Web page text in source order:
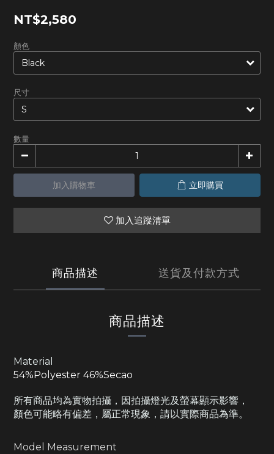
NT$2,580
顏色
尺寸
數量
加入購物車 立即購買
加入追蹤清單
商品描述 送貨及付款方式
商品描述
Material
54%Polyester 46%Secao
所有商品均為實物拍攝，因拍攝燈光及螢幕顯示影響，
顏色可能略有偏差，屬正常現象，請以實際商品為準。
Model Measurement